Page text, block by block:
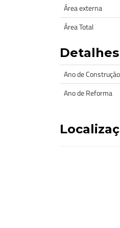
Área externa
Área Total
Ano de Construção
Ano de Reforma